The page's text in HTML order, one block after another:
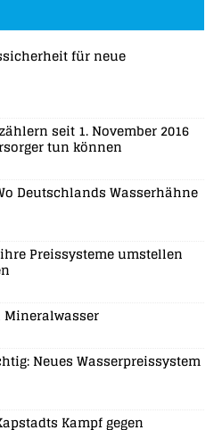
für neue
seit 1. November 2016
tun können
Deutschlands Wasserhähne
Preissysteme umstellen
Mineralwasser
Neues Wasserpreissystem
Kampf gegen